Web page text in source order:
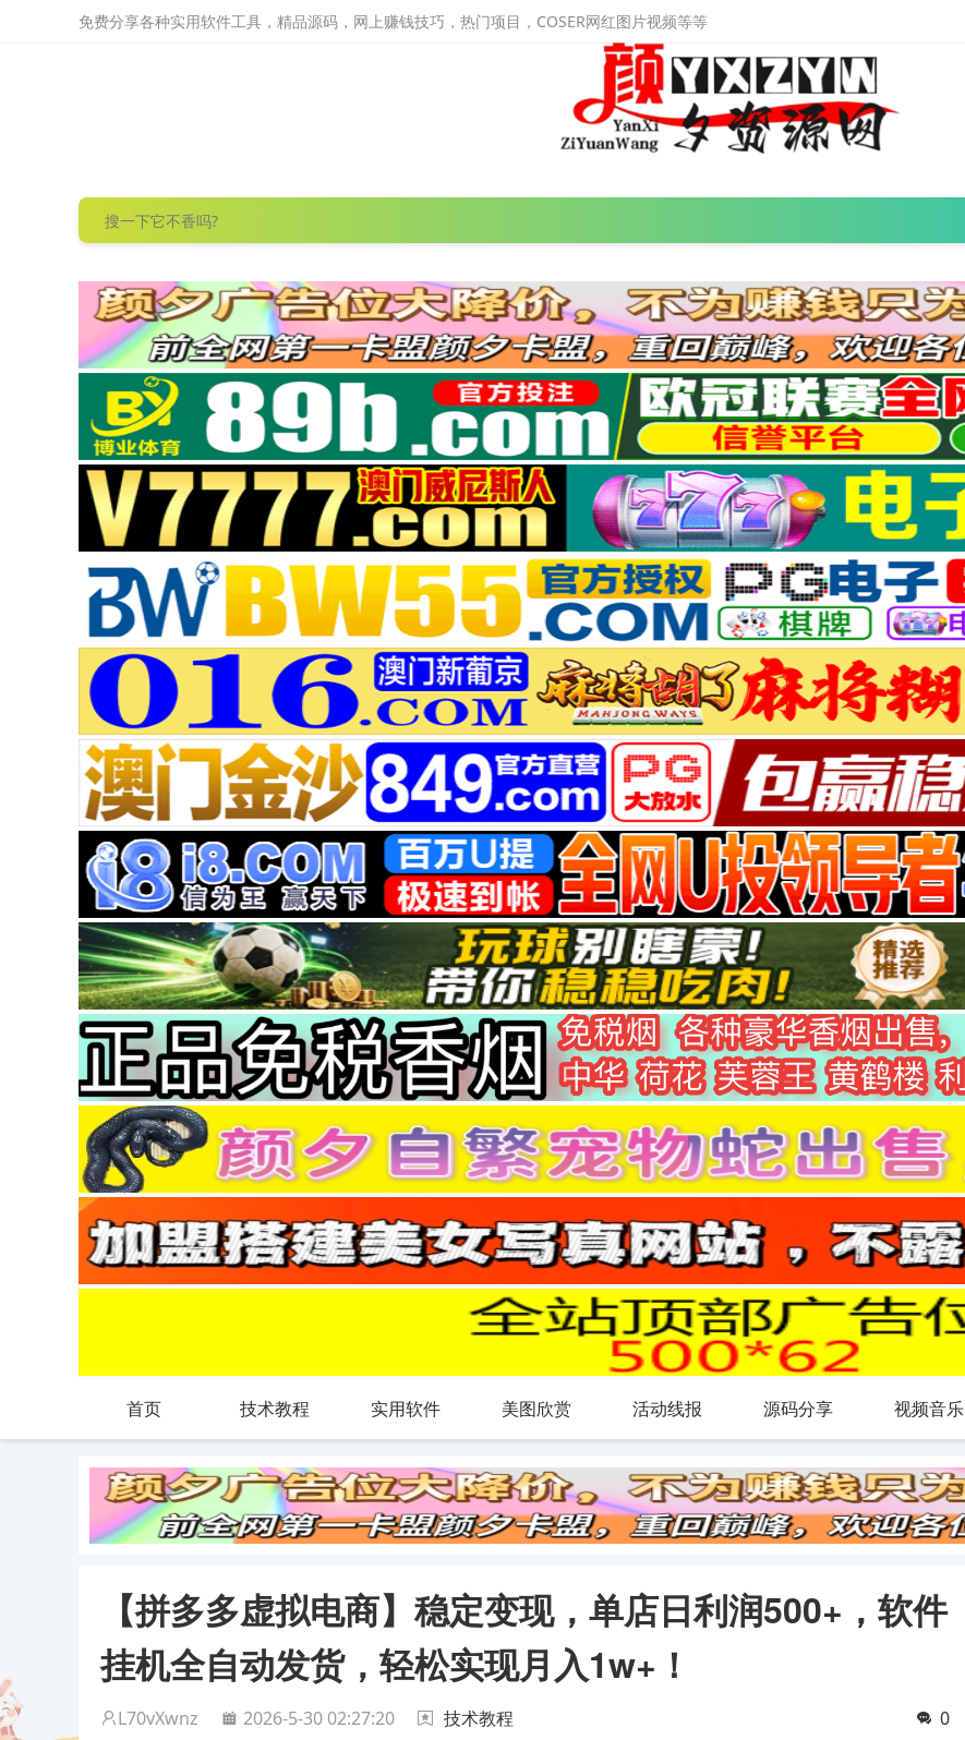
免费分享各种实用软件工具，精品源码，网上赚钱技巧，热门项目，COSER网红图片视频等等
首页 技术教程 实用软件 美图欣赏 活动线报 源码分享 视频音乐
【拼多多虚拟电商】稳定变现，单店日利润500+，软件
挂机全自动发货，轻松实现月入1w+！
L70vXwnz 2026-5-30 02:27:20 技术教程 0